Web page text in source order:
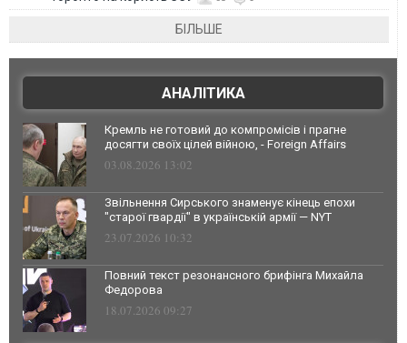
БІЛЬШЕ
АНАЛІТИКА
Кремль не готовий до компромісів і прагне
досягти своїх цілей війною, - Foreign Affairs
03.08.2026 13:02
Звільнення Сирського знаменує кінець епохи
"старої гвардії" в українській армії — NYT
23.07.2026 10:32
Повний текст резонансного брифінга Михайла
Федорова
18.07.2026 09:27